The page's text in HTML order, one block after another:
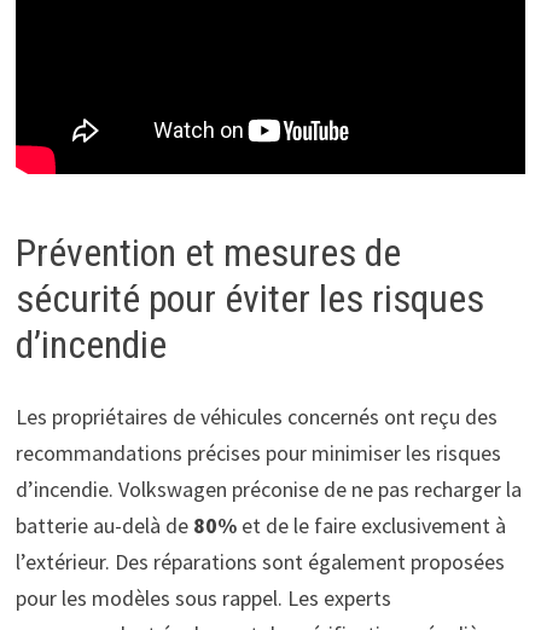
Prévention et mesures de
sécurité pour éviter les risques
d’incendie
Les propriétaires de véhicules concernés ont reçu des
recommandations précises pour minimiser les risques
d’incendie. Volkswagen préconise de ne pas recharger la
batterie au-delà de 80%et de le faire exclusivement à
l’extérieur. Des réparations sont également proposées
pour les modèles sous rappel. Les experts